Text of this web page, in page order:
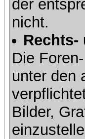
der
nicht.
Die
unter den
Bilder,